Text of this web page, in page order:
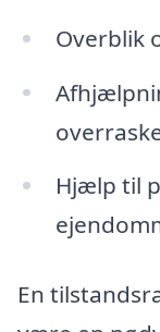
Overblik
Hjælp til
En